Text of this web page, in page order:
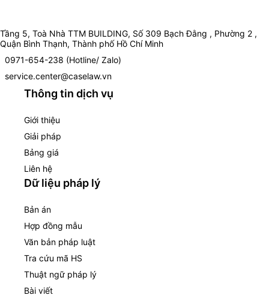
Tầng 5, Toà Nhà TTM BUILDING, Số 309 Bạch Đằng , Phường 2 ,
Quận Bình Thạnh, Thành phố Hồ Chí Minh
0971-654-238 (Hotline/ Zalo)
service.center@caselaw.vn
Thông tin dịch vụ
Giới thiệu
Giải pháp
Bảng giá
Liên hệ
Dữ liệu pháp lý
Bản án
Hợp đồng mẫu
Văn bản pháp luật
Tra cứu mã HS
Thuật ngữ pháp lý
Bài viết